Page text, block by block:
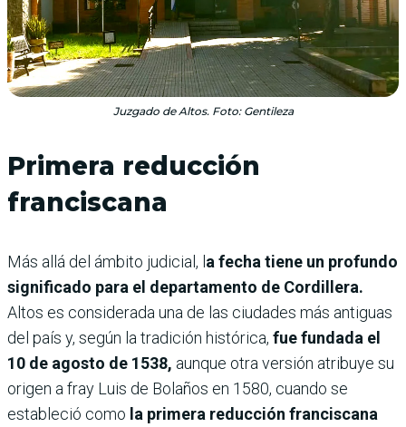
Juzgado de Altos. Foto: Gentileza
Primera reducción
franciscana
Más allá del ámbito judicial, la fecha tiene un profundo
significado para el departamento de Cordillera.
Altos es considerada una de las ciudades más antiguas
del país y, según la tradición histórica, fue fundada el
10 de agosto de 1538, aunque otra versión atribuye su
origen a fray Luis de Bolaños en 1580, cuando se
estableció como la primera reducción franciscana